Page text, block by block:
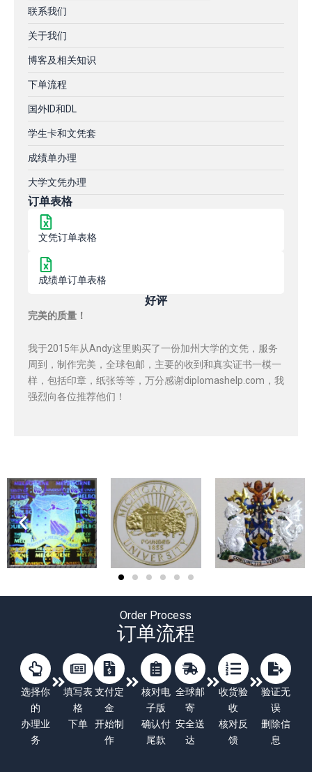
联系我们
关于我们
博客及相关知识
下单流程
国外ID和DL
学生卡和文凭套
成绩单办理
大学文凭办理
订单表格
文凭订单表格
成绩单订单表格
好评
完美的质量！
我于2015年从Andy这里购买了一份加州大学的文凭，服务
周到，制作完美，全球包邮，主要的收到和真实证书一模一
样，包括印章，纸张等等，万分感谢diplomashelp.com，我
强烈向各位推荐他们！
Order Process
订单流程
选择你
的
办理业
务
填写表
格
下单
支付定
金
开始制
作
核对电
子版
确认付
尾款
全球邮
寄
安全送
达
收货验
收
核对反
馈
验证无
误
删除信
息